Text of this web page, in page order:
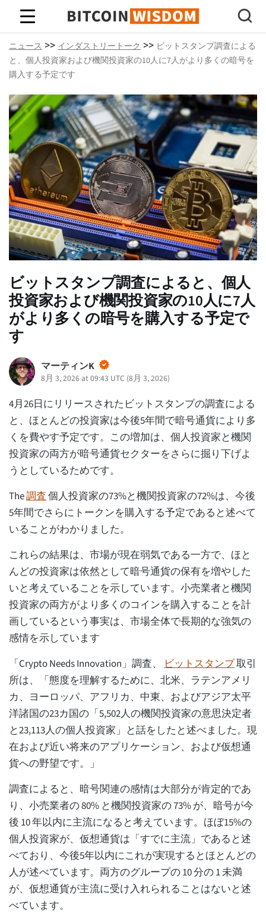
ビットコインの知恵
ニュース >> インダストリートーク >> ビットスタンプ調査による
と、個人投資家および機関投資家の10人に7人がより多くの暗号を
購入する予定です
ビットスタンプ調査によると、個人
投資家および機関投資家の10人に7人
がより多くの暗号を購入する予定で
す
マーティンK
8月 3, 2026 at 09:43 UTC (8月 3, 2026)
4月26日にリリースされたビットスタンプの調査による
と、ほとんどの投資家は今後5年間で暗号通貨により多
くを費やす予定です。この増加は、個人投資家と機関
投資家の両方が暗号通貨セクターをさらに掘り下げよ
うとしているためです。
The調査個人投資家の73%と機関投資家の72%は、今後
5年間でさらにトークンを購入する予定であると述べて
いることがわかりました。
これらの結果は、市場が現在弱気である一方で、ほと
んどの投資家は依然として暗号通貨の保有を増やした
いと考えていることを示しています。小売業者と機関
投資家の両方がより多くのコインを購入することを計
画しているという事実は、市場全体で長期的な強気の
感情を示しています
「Crypto Needs Innovation」調査、
ビットスタンプ取引
所は、「態度を理解するために、北米、ラテンアメリ
カ、ヨーロッパ、アフリカ、中東、およびアジア太平
洋諸国の23カ国の「5,502人の機関投資家の意思決定者
と23,113人の個人投資家」と話をしたと述べました。現
在および近い将来のアプリケーション、および仮想通
貨への野望です。」
調査によると、暗号関連の感情は大部分が肯定的であ
り、小売業者の 80% と機関投資家の 73% が、暗号が今
後 10 年以内に主流になると考えています。ほぼ15%の
個人投資家が、仮想通貨は「すでに主流」であると述
べており、今後5年以内にこれが実現するとほとんどの
人が述べています。両方のグループの 10 分の 1 未満
が、仮想通貨が主流に受け入れられることはないと述
べています。